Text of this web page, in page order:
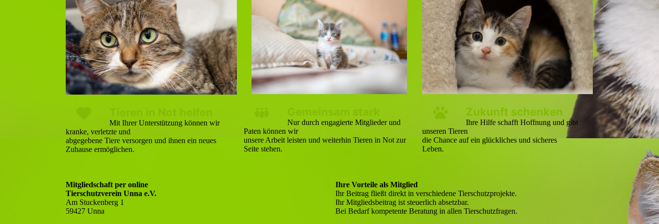
Mit Ihrer Unterstützung können wir
kranke, verletzte und
abgegebene Tiere versorgen und ihnen ein neues
Zuhause ermöglichen.
Nur durch engagierte Mitglieder und
Paten können wir
unsere Arbeit leisten und weiterhin Tieren in Not zur
Seite stehen.
Zukunft schenken
Ihre Hilfe schafft Hoffnung und gibt
unseren Tieren
die Chance auf ein glückliches und sicheres
Leben.
Mitgliedschaft per online
Tierschutzverein Unna e.V.
Am Stuckenberg 1
59427 Unna
Ihre Vorteile als Mitglied
Ihr Beitrag fließt direkt in verschiedene Tierschutzprojekte.
Ihr Mitgliedsbeitrag ist steuerlich absetzbar.
Bei Bedarf kompetente Beratung in allen Tierschutzfragen.